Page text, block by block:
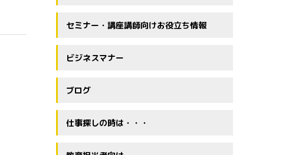
セミナー・講座講師向けお役立ち情報
ビジネスマナー
ブログ
仕事探しの時は・・・